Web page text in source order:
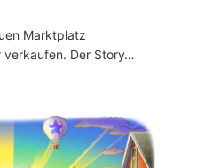
Marktplatz
verkaufen. Der Story…